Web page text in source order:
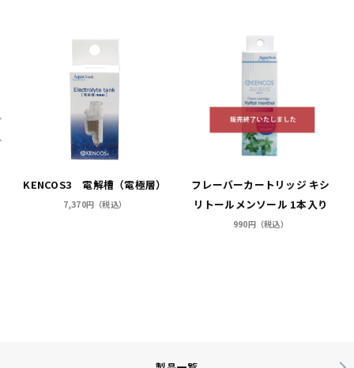
KENCOS3 電解槽（電極層）
7,370円（税込）
フレーバーカートリッジ キシ
リトールメンソール 1本入り
990円（税込）